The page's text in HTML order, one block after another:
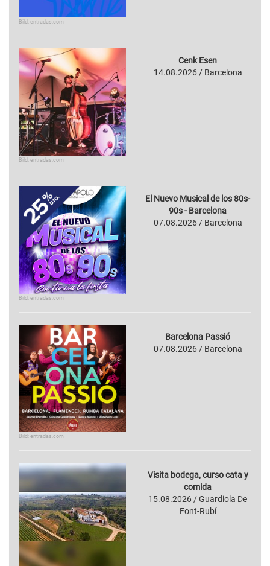
Bild: entradas.com
Bild: entradas.com
Cenk Esen
14.08.2026 / Barcelona
Bild: entradas.com
El Nuevo Musical de los 80s-
90s - Barcelona
07.08.2026 / Barcelona
Bild: entradas.com
Barcelona Passió
07.08.2026 / Barcelona
Visita bodega, curso cata y
comida
15.08.2026 / Guardiola De
Font-Rubí